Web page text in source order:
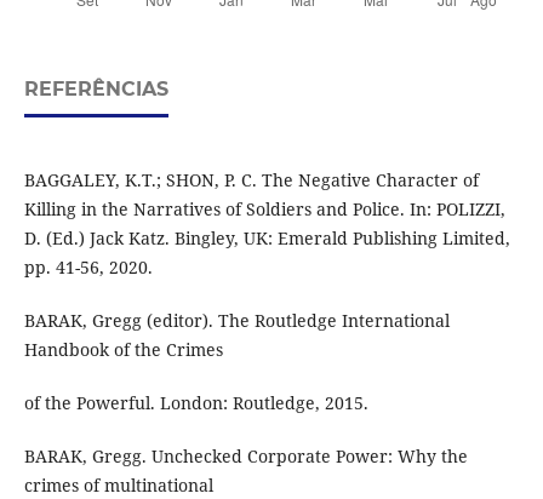
REFERÊNCIAS
BAGGALEY, K.T.; SHON, P. C. The Negative Character of
Killing in the Narratives of Soldiers and Police. In: POLIZZI,
D. (Ed.) Jack Katz. Bingley, UK: Emerald Publishing Limited,
pp. 41-56, 2020.
BARAK, Gregg (editor). The Routledge International
Handbook of the Crimes
of the Powerful. London: Routledge, 2015.
BARAK, Gregg. Unchecked Corporate Power: Why the
crimes of multinational